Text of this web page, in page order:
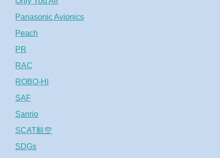
Panasonic Avionics
Peach
PR
RAC
ROBO-HI
SAF
Sanrio
SCAT航空
SDGs